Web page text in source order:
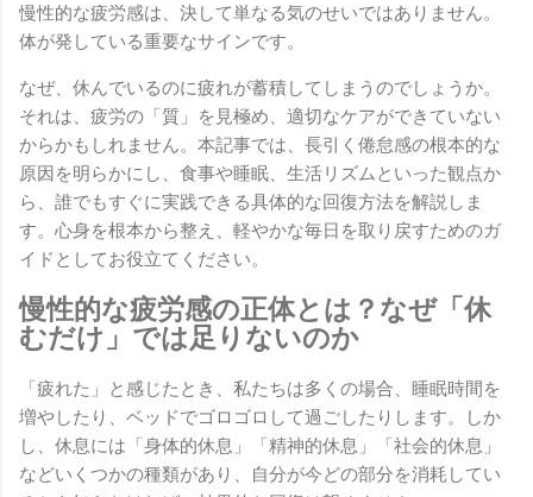
慢性的な疲労感は、決して単なる気のせいではありません。
体が発している重要なサインです。
なぜ、休んでいるのに疲れが蓄積してしまうのでしょうか。
それは、疲労の「質」を見極め、適切なケアができていない
からかもしれません。本記事では、長引く倦怠感の根本的な
原因を明らかにし、食事や睡眠、生活リズムといった観点か
ら、誰でもすぐに実践できる具体的な回復方法を解説しま
す。心身を根本から整え、軽やかな毎日を取り戻すためのガ
イドとしてお役立てください。
慢性的な疲労感の正体とは？なぜ「休
むだけ」では足りないのか
「疲れた」と感じたとき、私たちは多くの場合、睡眠時間を
増やしたり、ベッドでゴロゴロして過ごしたりします。しか
し、休息には「身体的休息」「精神的休息」「社会的休息」
などいくつかの種類があり、自分が今どの部分を消耗してい